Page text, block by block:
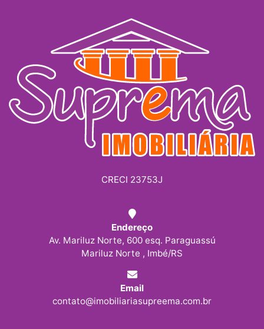
CRECI 23753J
Endereço
Av. Mariluz Norte, 600 esq. Paraguassú
Mariluz Norte , Imbé/RS
Email
contato@imobiliariasupreema.com.br